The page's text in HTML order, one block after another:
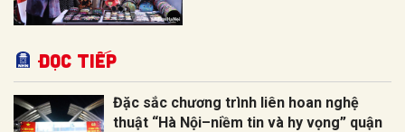
Đọc tiếp
Đặc sắc chương trình liên hoan nghệ
thuật “Hà Nội–niềm tin và hy vọng” quận